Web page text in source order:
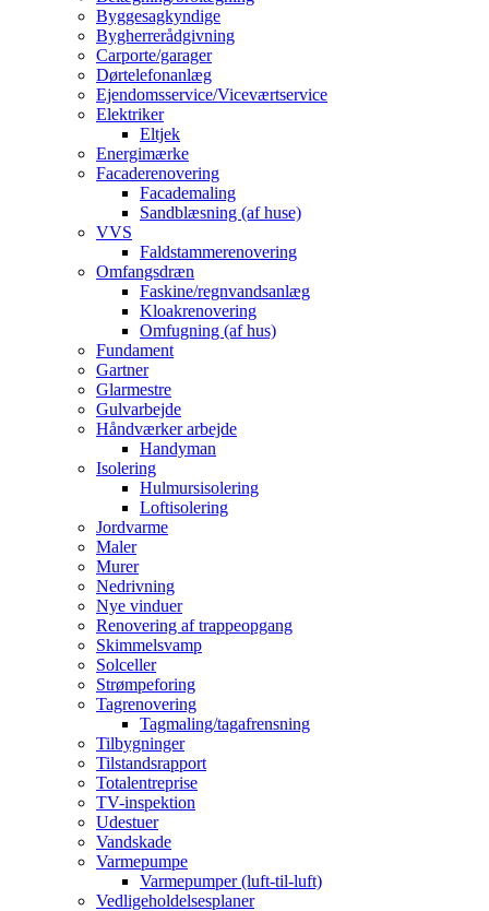
Byggesagkyndige
Bygherrerådgivning
Carporte/garager
Dørtelefonanlæg
Ejendomsservice/Viceværtservice
Elektriker
Eltjek
Energimærke
Facaderenovering
Facademaling
Sandblæsning (af huse)
VVS
Faldstammerenovering
Omfangsdræn
Faskine/regnvandsanlæg
Kloakrenovering
Omfugning (af hus)
Fundament
Gartner
Glarmestre
Gulvarbejde
Håndværker arbejde
Handyman
Isolering
Hulmursisolering
Loftisolering
Jordvarme
Maler
Murer
Nedrivning
Nye vinduer
Renovering af trappeopgang
Skimmelsvamp
Solceller
Strømpeforing
Tagrenovering
Tagmaling/tagafrensning
Tilbygninger
Tilstandsrapport
Totalentreprise
TV-inspektion
Udestuer
Vandskade
Varmepumpe
Varmepumper (luft-til-luft)
Vedligeholdelsesplaner